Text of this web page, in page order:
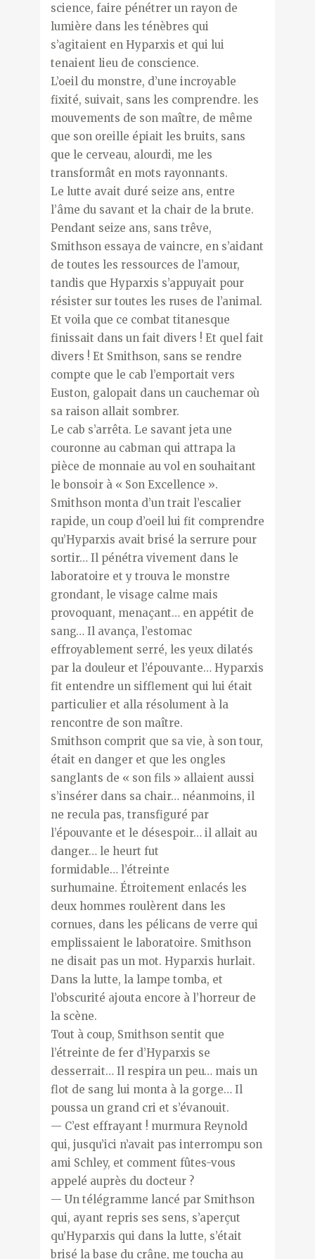
science, faire pénétrer un rayon de
lumière dans les ténèbres qui
s’agitaient en Hyparxis et qui lui
tenaient lieu de conscience.
L’oeil du monstre, d’une incroyable
fixité, suivait, sans les comprendre. les
mouvements de son maître, de même
que son oreille épiait les bruits, sans
que le cerveau, alourdi, me les
transformât en mots rayonnants.
Le lutte avait duré seize ans, entre
l’âme du savant et la chair de la brute.
Pendant seize ans, sans trêve,
Smithson essaya de vaincre, en s’aidant
de toutes les ressources de l’amour,
tandis que Hyparxis s’appuyait pour
résister sur toutes les ruses de l’animal.
Et voila que ce combat titanesque
finissait dans un fait divers ! Et quel fait
divers ! Et Smithson, sans se rendre
compte que le cab l’emportait vers
Euston, galopait dans un cauchemar où
sa raison allait sombrer.
Le cab s’arrêta. Le savant jeta une
couronne au cabman qui attrapa la
pièce de monnaie au vol en souhaitant
le bonsoir à « Son Excellence ».
Smithson monta d’un trait l’escalier
rapide, un coup d’oeil lui fit comprendre
qu’Hyparxis avait brisé la serrure pour
sortir… Il pénétra vivement dans le
laboratoire et y trouva le monstre
grondant, le visage calme mais
provoquant, menaçant… en appétit de
sang… Il avança, l’estomac
effroyablement serré, les yeux dilatés
par la douleur et l’épouvante… Hyparxis
fit entendre un sifflement qui lui était
particulier et alla résolument à la
rencontre de son maître.
Smithson comprit que sa vie, à son tour,
était en danger et que les ongles
sanglants de « son fils » allaient aussi
s’insérer dans sa chair… néanmoins, il
ne recula pas, transfiguré par
l’épouvante et le désespoir… il allait au
danger… le heurt fut
formidable… l’étreinte
surhumaine. Étroitement enlacés les
deux hommes roulèrent dans les
cornues, dans les pélicans de verre qui
emplissaient le laboratoire. Smithson
ne disait pas un mot. Hyparxis hurlait.
Dans la lutte, la lampe tomba, et
l’obscurité ajouta encore à l’horreur de
la scène.
Tout à coup, Smithson sentit que
l’étreinte de fer d’Hyparxis se
desserrait… Il respira un peu… mais un
flot de sang lui monta à la gorge… Il
poussa un grand cri et s’évanouit.
— C’est effrayant ! murmura Reynold
qui, jusqu’ici n’avait pas interrompu son
ami Schley, et comment fûtes-vous
appelé auprès du docteur ?
— Un télégramme lancé par Smithson
qui, ayant repris ses sens, s’aperçut
qu’Hyparxis qui dans la lutte, s’était
brisé la base du crâne, me toucha au